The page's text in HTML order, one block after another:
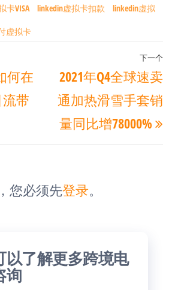
卡VISA linkedin虚拟卡扣款 linkedin虚拟
虚拟卡
何在
流带
下
下一个
2021年Q4全球速卖
通加热滑雪手套销
量同比增78000%
您必须先登录。
以了解更多跨境电
询